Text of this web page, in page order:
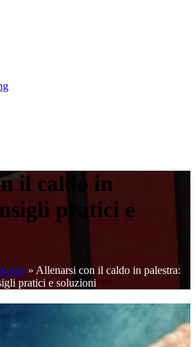
il caldo in
pratici e
» Allenarsi con il caldo in palestra:
pratici e soluzioni